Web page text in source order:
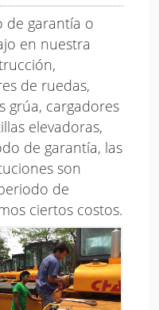
de garantía o
en nuestra
de ruedas,
grúa, cargadores
elevadoras,
de garantía, las
son
de
ciertos costos.